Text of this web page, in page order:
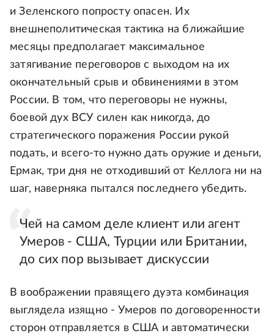
и Зеленского попросту опасен. Их
внешнеполитическая тактика на ближайшие
месяцы предполагает максимальное
затягивание переговоров с выходом на их
окончательный срыв и обвинениями в этом
России. В том, что переговоры не нужны,
боевой дух ВСУ силен как никогда, до
стратегического поражения России рукой
подать, и всего-то нужно дать оружие и деньги,
Ермак, три дня не отходивший от Келлога ни на
шаг, наверняка пытался последнего убедить.
Чей на самом деле клиент или агент
Умеров - США, Турции или Британии,
до сих пор вызывает дискуссии
В воображении правящего дуэта комбинация
выглядела изящно - Умеров по договоренности
сторон отправляется в США и автоматически